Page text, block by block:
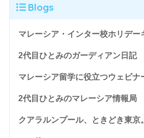
Blogs
マレーシア・インター校ホリデー
2代目ひとみのガーディアン日記
マレーシア留学に役立つウェビナ
2代目ひとみのマレーシア情報局
クアラルンプール、ときどき東京。